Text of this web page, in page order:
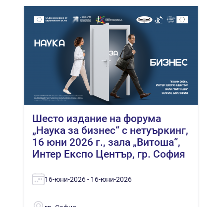
Шесто издание на форума
„Наука за бизнес“ с нетуъркинг,
16 юни 2026 г., зала „Витоша“,
Интер Експо Център, гр. София
16-юни-2026 - 16-юни-2026